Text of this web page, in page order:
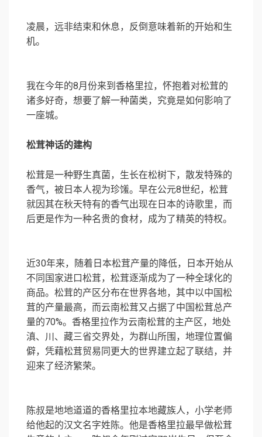
凌晨，远非结束和休息，反倒意味着新的开始和生
机。
我在今年的8月份来到香格里拉，怀抱着对松茸的
诸多好奇，想要了解一种菌类，究竟是如何影响了
一座城。
松茸神话的建构
松茸是一种野生真菌，生长在松树下，散发特殊的
香气，被日本人视为珍馐。早在公元8世纪，松茸
就因其在秋天特有的香气出现在日本的诗歌里，而
后更是作为一种名贵的食材，成为了精英的特权。
近30年来，随着日本松茸产量的降低，日本开始从
不同国家进口松茸，松茸逐渐成为了一种全球化的
商品。松茸的产区分布在世界各地，其中以中国松
茸的产量最高，而云南松茸又占据了中国松茸总产
量的70%。香格里拉作为云南松茸的主产区，地处
滇、川、藏三省交界处，为群山所围，地理位置偏
僻，凭藉松茸贸易同更大的世界建立起了联结，并
迎来了经济繁荣。
陈叔是地地道道的香格里拉本地藏族人，小学老师
给他起的汉文名字姓陈。他是香格里拉最早做松茸